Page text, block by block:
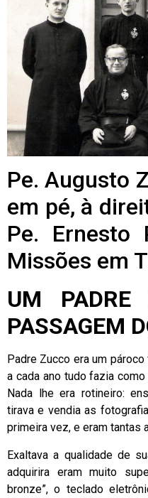
Pe. Augusto
em pé, à
Pe. Ernesto
Missões em
UM
PASSAGEM
Padre Zucco era um
a cada ano tudo fazia
Nada lhe era rotineiro:
tirava e vendia as
primeira vez, e eram tantas
Exaltava a qualidade de
adquirira eram muito
bronze”, o teclado